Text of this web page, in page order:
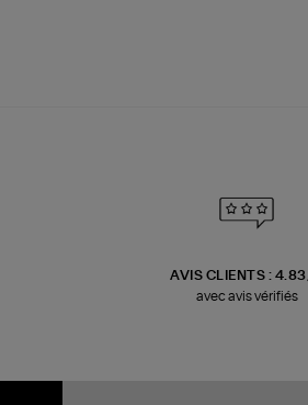
AVIS CLIENTS :
avec avis vérifiés